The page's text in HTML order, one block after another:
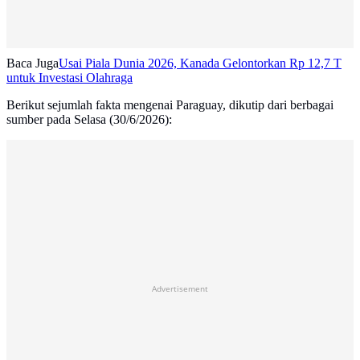
Baca JugaUsai Piala Dunia 2026, Kanada Gelontorkan Rp 12,7 T
untuk Investasi Olahraga
Berikut sejumlah fakta mengenai Paraguay, dikutip dari berbagai
sumber pada Selasa (30/6/2026):
Advertisement